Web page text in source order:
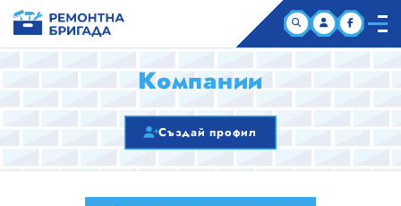
КОМПАНИИ
Компании
Създай профил